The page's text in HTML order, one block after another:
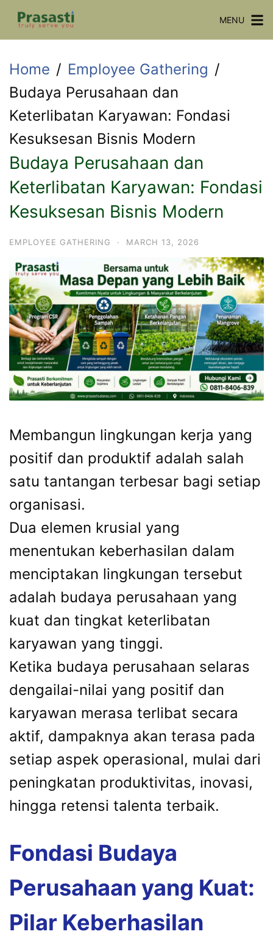
Skip
MENU
Home
Employee Gathering
Budaya Perusahaan dan
Keterlibatan Karyawan: Fondasi
Kesuksesan Bisnis Modern
Budaya Perusahaan dan
Keterlibatan Karyawan: Fondasi
Kesuksesan Bisnis Modern
EMPLOYEE GATHERING · MARCH 13, 2026
Membangun lingkungan kerja yang
positif dan produktif adalah salah
satu tantangan terbesar bagi setiap
organisasi.
Dua elemen krusial yang
menentukan keberhasilan dalam
menciptakan lingkungan tersebut
adalah budaya perusahaan yang
kuat dan tingkat keterlibatan
karyawan yang tinggi.
Ketika budaya perusahaan selaras
dengailai-nilai yang positif dan
karyawan merasa terlibat secara
aktif, dampaknya akan terasa pada
setiap aspek operasional, mulai dari
peningkatan produktivitas, inovasi,
hingga retensi talenta terbaik.
Fondasi Budaya
Perusahaan yang Kuat:
Pilar Keberhasilan